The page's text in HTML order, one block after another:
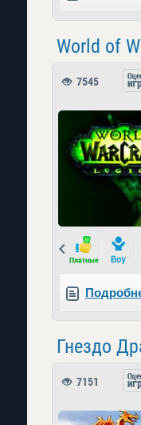
World of
7545
Prev
Гнездо
7151